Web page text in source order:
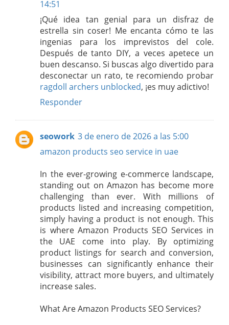
14:51
¡Qué idea tan genial para un disfraz de
estrella sin coser! Me encanta cómo te las
ingenias para los imprevistos del cole.
Después de tanto DIY, a veces apetece un
buen descanso. Si buscas algo divertido para
desconectar un rato, te recomiendo probar
ragdoll archers unblocked, ¡es muy adictivo!
Responder
seowork 3 de enero de 2026 a las 5:00
amazon products seo service in uae
In the ever-growing e-commerce landscape,
standing out on Amazon has become more
challenging than ever. With millions of
products listed and increasing competition,
simply having a product is not enough. This
is where Amazon Products SEO Services in
the UAE come into play. By optimizing
product listings for search and conversion,
businesses can significantly enhance their
visibility, attract more buyers, and ultimately
increase sales.
What Are Amazon Products SEO Services?